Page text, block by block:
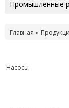
Промышленные
Главная
Насосы